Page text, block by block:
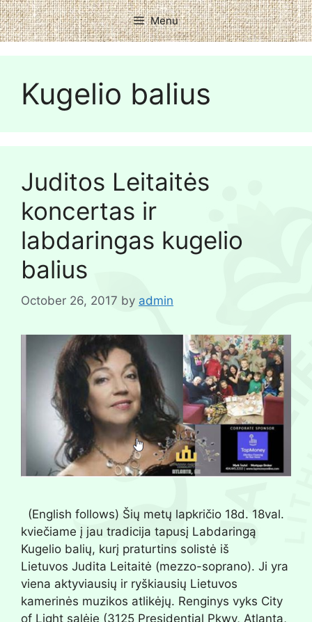
Menu
Kugelio balius
Juditos Leitaitės
koncertas ir
labdaringas kugelio
balius
October 26, 2017 by admin
(English follows) Šių metų lapkričio 18d. 18val.
kviečiame į jau tradicija tapusį Labdaringą
Kugelio balių, kurį praturtins solistė iš
Lietuvos Judita Leitaitė (mezzo-soprano). Ji yra
viena aktyviausių ir ryškiausių Lietuvos
kamerinės muzikos atlikėjų. Renginys vyks City
of Light salėje (3125 Presidential Pkwy, Atlanta,